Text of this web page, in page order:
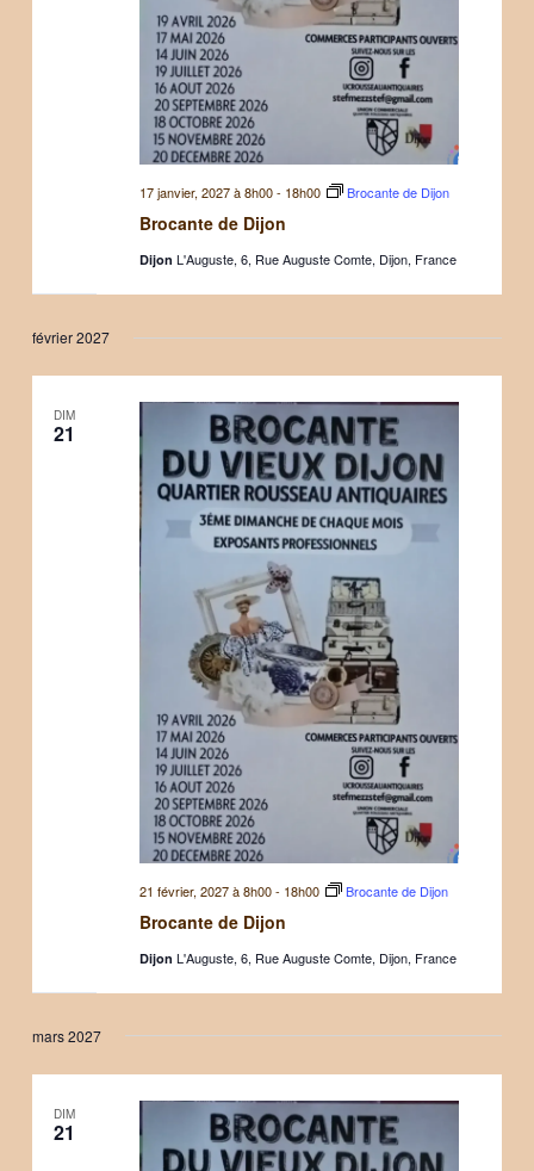
Brocante de Dijon
17 janvier, 2027 à 8h00- 18h00 Brocante de Dijon
Dijon L'Auguste, 6, Rue Auguste Comte, Dijon, France
février 2027
DIM
21
Brocante de Dijon
21 février, 2027 à 8h00- 18h00 Brocante de Dijon
Dijon L'Auguste, 6, Rue Auguste Comte, Dijon, France
mars 2027
DIM
21